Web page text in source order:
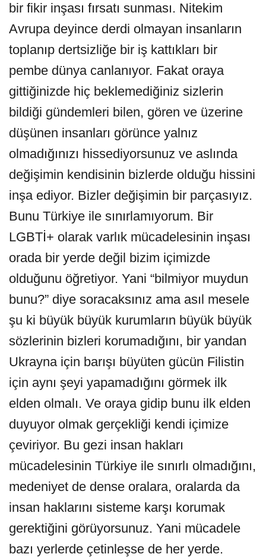
bir fikir inşası fırsatı sunması. Nitekim
Avrupa deyince derdi olmayan insanların
toplanıp dertsizliğe bir iş kattıkları bir
pembe dünya canlanıyor. Fakat oraya
gittiğinizde hiç beklemediğiniz sizlerin
bildiği gündemleri bilen, gören ve üzerine
düşünen insanları görünce yalnız
olmadığınızı hissediyorsunuz ve aslında
değişimin kendisinin bizlerde olduğu hissini
inşa ediyor. Bizler değişimin bir parçasıyız.
Bunu Türkiye ile sınırlamıyorum. Bir
LGBTİ+ olarak varlık mücadelesinin inşası
orada bir yerde değil bizim içimizde
olduğunu öğretiyor. Yani “bilmiyor muydun
bunu?” diye soracaksınız ama asıl mesele
şu ki büyük büyük kurumların büyük büyük
sözlerinin bizleri korumadığını, bir yandan
Ukrayna için barışı büyüten gücün Filistin
için aynı şeyi yapamadığını görmek ilk
elden olmalı. Ve oraya gidip bunu ilk elden
duyuyor olmak gerçekliği kendi içimize
çeviriyor. Bu gezi insan hakları
mücadelesinin Türkiye ile sınırlı olmadığını,
medeniyet de dense oralara, oralarda da
insan haklarını sisteme karşı korumak
gerektiğini görüyorsunuz. Yani mücadele
bazı yerlerde çetinleşse de her yerde.